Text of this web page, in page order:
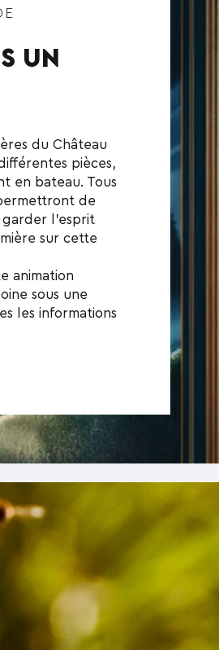
UN
du Château
pièces,
en bateau. Tous
de
l’esprit
sur cette
animation
sous une
les informations